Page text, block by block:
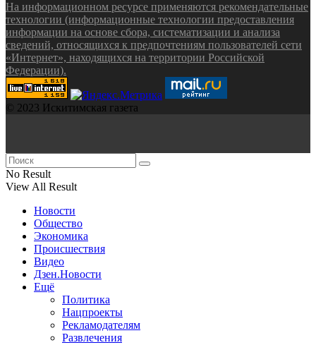
На информационном ресурсе применяются рекомендательные
технологии (информационные технологии предоставления
информации на основе сбора, систематизации и анализа
сведений, относящихся к предпочтениям пользователей сети
«Интернет», находящихся на территории Российской
Федерации).
© 2023 Искитимская газета
No Result
View All Result
Новости
Общество
Экономика
Происшествия
Видео
Дзен.Новости
Ещё
Политика
Нацпроекты
Рекламодателям
Развлечения